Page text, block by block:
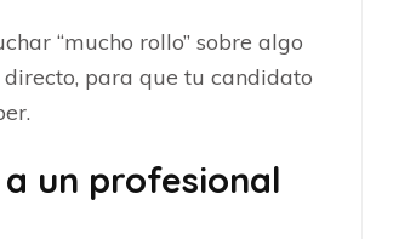
“mucho rollo” sobre algo
para que tu candidato
un profesional